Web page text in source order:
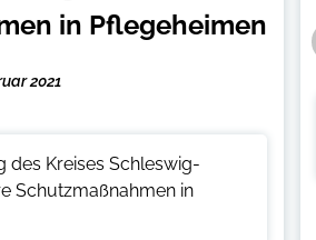
in Pflegeheimen
2021